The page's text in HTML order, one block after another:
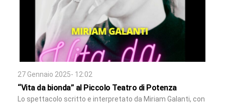
27 Gennaio 2025- 12:02
“Vita da bionda” al Piccolo Teatro di Potenza
Lo spettacolo scritto e interpretato da Miriam Galanti, con